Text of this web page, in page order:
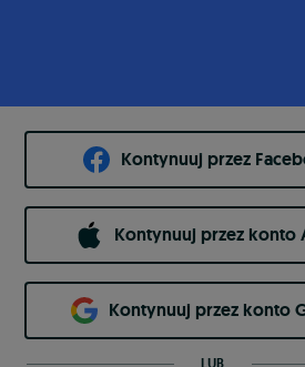
Kontynuuj przez
Kontynuuj przez konto
Kontynuuj przez konto